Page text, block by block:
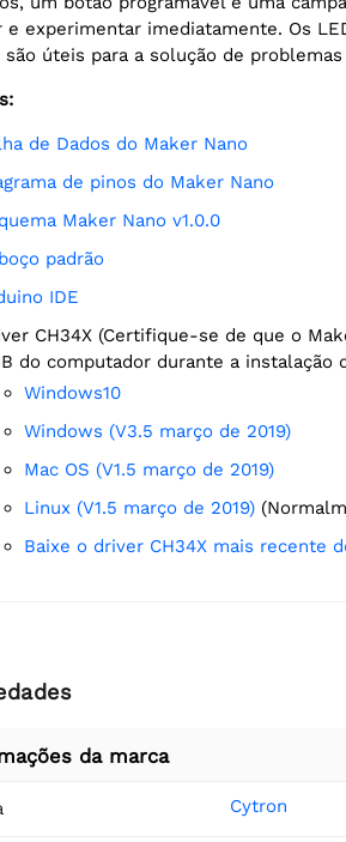
e experimentar imediatamente. Os
úteis para a solução de
de Dados do Maker Nano
de pinos do Maker Nano
Maker Nano v1.0.0
padrão
IDE
do computador durante a instalação
Windows10
Windows (V3.5 março de 2019)
Mac OS (V1.5 março de 2019)
Linux (V1.5 março de 2019)
Baixe o driver CH34X mais recente
da marca
Cytron